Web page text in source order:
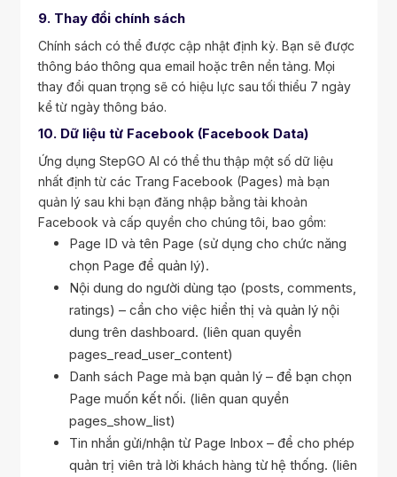
9. Thay đổi chính sách
Chính sách có thể được cập nhật định kỳ. Bạn sẽ được
thông báo thông qua email hoặc trên nền tảng. Mọi
thay đổi quan trọng sẽ có hiệu lực sau tối thiểu 7 ngày
kể từ ngày thông báo.
10. Dữ liệu từ Facebook (Facebook Data)
Ứng dụng StepGO AI có thể thu thập một số dữ liệu
nhất định từ các Trang Facebook (Pages) mà bạn
quản lý sau khi bạn đăng nhập bằng tài khoản
Facebook và cấp quyền cho chúng tôi, bao gồm:
Page ID và tên Page (sử dụng cho chức năng
chọn Page để quản lý).
Nội dung do người dùng tạo (posts, comments,
ratings) – cần cho việc hiển thị và quản lý nội
dung trên dashboard. (liên quan quyền
pages_read_user_content)
Danh sách Page mà bạn quản lý – để bạn chọn
Page muốn kết nối. (liên quan quyền
pages_show_list)
Tin nhắn gửi/nhận từ Page Inbox – để cho phép
quản trị viên trả lời khách hàng từ hệ thống. (liên